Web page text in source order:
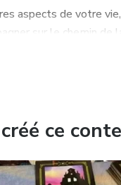
Appelez dès
votre avenir! 🌟🔮
aspects de votre
sur le chemin de
ce